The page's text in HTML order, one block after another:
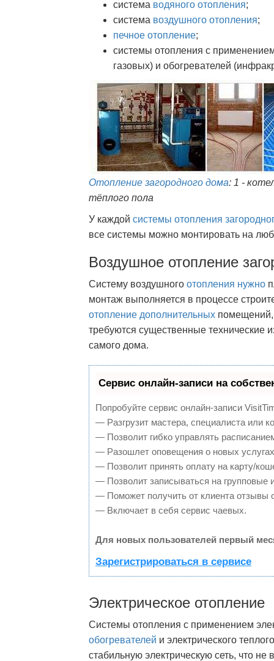
система водяного отопления;
система воздушного отопления;
печное отопление;
системы отопления с
газовых) и обогревателей
Отопление загородного дома: 1 -
тёплого пола
У каждой системы отопления
все системы можно монтировать на
Воздушное отопление
Систему воздушного отопления нужно
монтаж выполняется в процессе
отопление дополнительных помещений,
требуются существенные технические
самого дома.
Сервис онлайн-записи на
Попробуйте сервис онлайн-записи
— Разгрузит мастера, специалиста или
— Позволит гибко управлять
— Разошлет оповещения о новых
— Позволит принять оплату на карту/
— Позволит записываться на групповые
— Поможет получить от клиента отзывы
— Включает в себя сервис чаевых.
Для новых пользователей первый
Зарегистрироваться в сервисе
Электрическое отопление
Системы отопления с применением
обогревателей и электрического
стабильную электрическую сеть, что